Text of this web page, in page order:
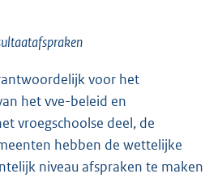
voor het
het vve-beleid en
vroegschoolse deel, de
hebben de wettelijke
niveau afspraken te maken